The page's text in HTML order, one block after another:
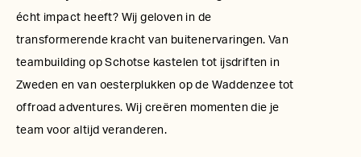
écht impact heeft? Wij geloven in de
transformerende kracht van buitenervaringen. Van
teambuilding op Schotse kastelen tot ijsdriften in
Zweden en van oesterplukken op de Waddenzee tot
offroad adventures. Wij creëren momenten die je
team voor altijd veranderen.